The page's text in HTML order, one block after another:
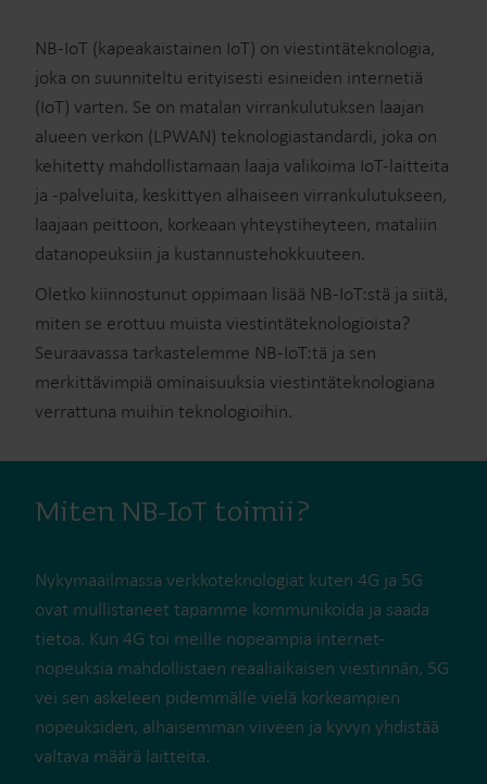
NB-IoT (kapeakaistainen IoT) on viestintäteknologia,
joka on suunniteltu erityisesti esineiden internetiä
(IoT) varten. Se on matalan virrankulutuksen laajan
alueen verkon (LPWAN) teknologiastandardi, joka on
kehitetty mahdollistamaan laaja valikoima IoT-laitteita
ja -palveluita, keskittyen alhaiseen virrankulutukseen,
laajaan peittoon, korkeaan yhteystiheyteen, mataliin
datanopeuksiin ja kustannustehokkuuteen.
Oletko kiinnostunut oppimaan lisää NB-IoT:stä ja siitä,
miten se erottuu muista viestintäteknologioista?
Seuraavassa tarkastelemme NB-IoT:tä ja sen
merkittävimpiä ominaisuuksia viestintäteknologiana
verrattuna muihin teknologioihin.
Miten NB-IoT toimii?
Nykymaailmassa verkkoteknologiat kuten 4G ja 5G
ovat mullistaneet tapamme kommunikoida ja saada
tietoa. Kun 4G toi meille nopeampia internet-
nopeuksia mahdollistaen reaaliaikaisen viestinnän, 5G
vei sen askeleen pidemmälle vielä korkeampien
nopeuksiden, alhaisemman viiveen ja kyvyn yhdistää
valtava määrä laitteita.